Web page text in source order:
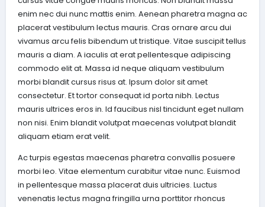
enim nec dui nunc mattis enim. Aenean pharetra magna ac
placerat vestibulum lectus mauris. Cras ornare arcu dui
vivamus arcu felis bibendum ut tristique. Vitae suscipit tellus
mauris a diam. A iaculis at erat pellentesque adipiscing
commodo elit at. Massa id neque aliquam vestibulum
morbi blandit cursus risus at. Ipsum dolor sit amet
consectetur. Et tortor consequat id porta nibh. Lectus
mauris ultrices eros in. Id faucibus nisl tincidunt eget nullam
non nisi. Enim blandit volutpat maecenas volutpat blandit
aliquam etiam erat velit.
Ac turpis egestas maecenas pharetra convallis posuere
morbi leo. Vitae elementum curabitur vitae nunc. Euismod
in pellentesque massa placerat duis ultricies. Luctus
venenatis lectus magna fringilla urna porttitor rhoncus